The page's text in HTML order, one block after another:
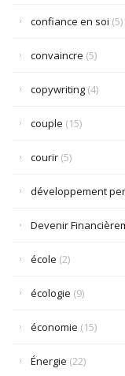
confiance en soi (5)
convaincre (5)
copywriting (4)
couple (15)
courir (5)
développement
Devenir
école (2)
écologie (9)
économie (15)
Énergie (22)